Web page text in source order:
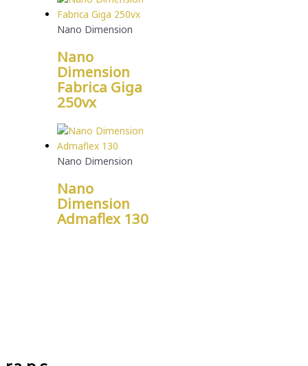
Nano Dimension
Nano
Dimension
Fabrica Giga
250vx
Nano Dimension
Nano
Dimension
Admaflex 130